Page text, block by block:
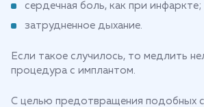
сердечная боль, как при инфаркте;
затрудненное дыхание.
Если такое случилось, то медлить
процедура с имплантом.
С целью предотвращения подобных